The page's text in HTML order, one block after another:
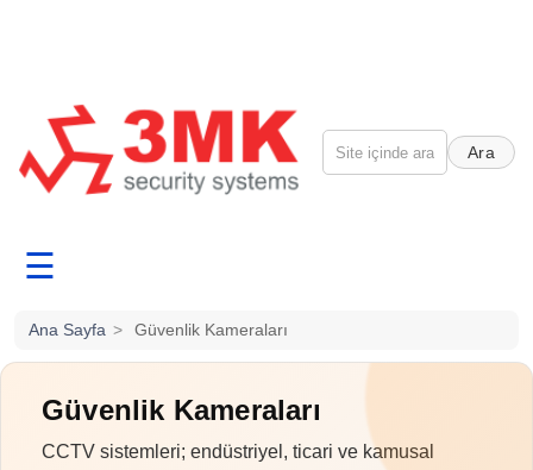
Ara
☰
Ana Sayfa > Güvenlik Kameraları
Güvenlik Kameraları
CCTV sistemleri; endüstriyel, ticari ve kamusal